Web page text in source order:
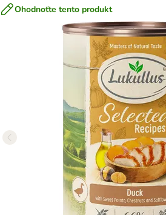
Ohodnoťte tento produkt